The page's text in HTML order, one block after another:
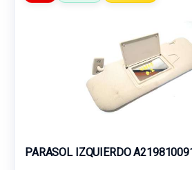
PARASOL IZQUIERDO